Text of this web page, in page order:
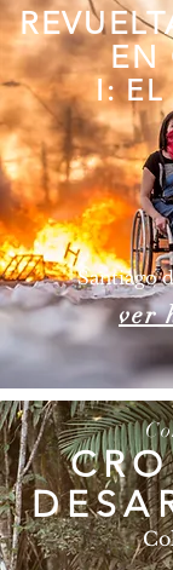
EN
I: EL
Santiago
ver